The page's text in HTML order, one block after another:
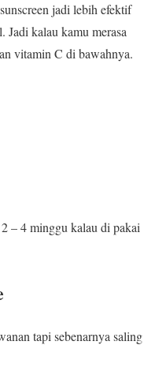
jadi lebih efektif
Jadi kalau kamu merasa
vitamin C di bawahnya.
– 4 minggu kalau di pakai
tapi sebenarnya saling